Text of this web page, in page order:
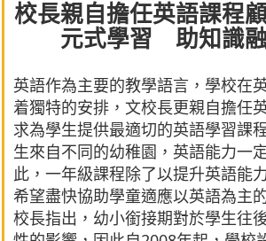
校長親自擔任英語課程
元式學習 助知識
英語作為主要的教學語言，學校在
着獨特的安排，文校長更親自擔任
求為學生提供最適切的英語學習課
生來自不同的幼稚園，英語能力一
此，一年級課程除了以提升英語能
希望盡快協助學童適應以英語為主
校長指出，幼小銜接期對於學生往